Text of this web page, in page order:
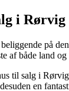
i Rørvig
på
af både land og
til salg i
en